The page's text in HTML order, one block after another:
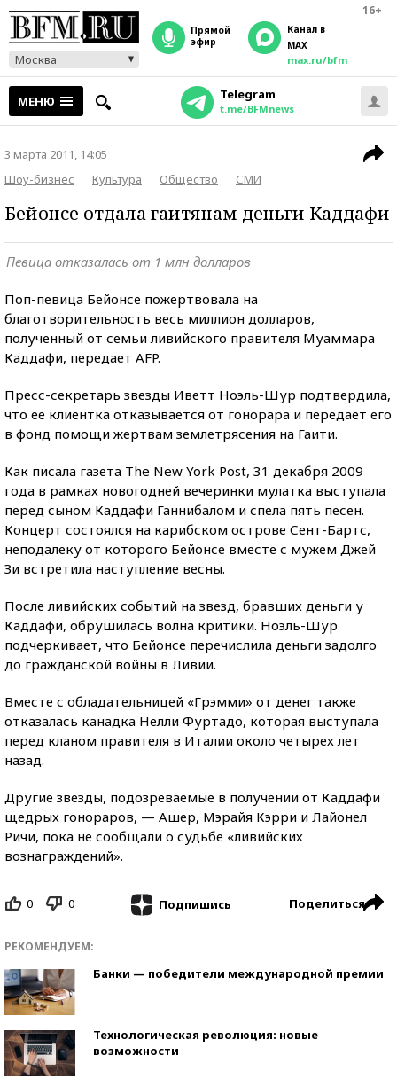
16+
Москва
прямой
эфир
Канал в
MAX
max.ru/bfm
МЕНЮ Telegram
t.me/BFMnews
3 марта 2011, 14:05
Шоу-бизнес
Культура Общество СМИ
Бейонсе отдала гаитянам деньги Каддафи
Певица отказалась от 1 млн долларов
Поп-певица Бейонсе пожертвовала на
благотворительность весь миллион долларов,
полученный от семьи ливийского правителя Муаммара
Каддафи, передает AFP.
Пресс-секретарь звезды Иветт Ноэль-Шур подтвердила,
что ее клиентка отказывается от гонорара и передает его
в фонд помощи жертвам землетрясения на Гаити.
Как писала газета The New York Post, 31 декабря 2009
года в рамках новогодней вечеринки мулатка выступала
перед сыном Каддафи Ганнибалом и спела пять песен.
Концерт состоялся на карибском острове Сент-Бартс,
неподалеку от которого Бейонсе вместе с мужем Джей
Зи встретила наступление весны.
После ливийских событий на звезд, бравших деньги у
Каддафи, обрушилась волна критики. Ноэль-Шур
подчеркивает, что Бейонсе перечислила деньги задолго
до гражданской войны в Ливии.
Вместе с обладательницей «Грэмми» от денег также
отказалась канадка Нелли Фуртадо, которая выступала
перед кланом правителя в Италии около четырех лет
назад.
Другие звезды, подозреваемые в получении от Каддафи
щедрых гонораров, — Ашер, Мэрайя Кэрри и Лайонел
Ричи, пока не сообщали о судьбе «ливийских
вознаграждений».
0 0 Подпишись Поделиться
РЕКОМЕНДУЕМ:
Банки — победители международной премии
Технологическая революция: новые
возможности